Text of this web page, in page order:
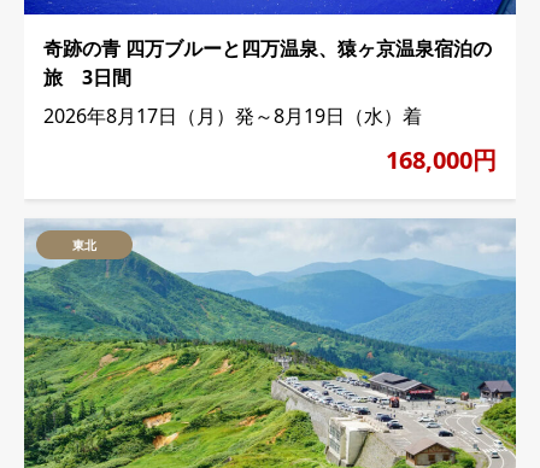
奇跡の青 四万ブルーと四万温泉、猿ヶ京温泉宿泊の
旅 3日間
2026年8月17日（月）発～8月19日（水）着
168,000円
東北